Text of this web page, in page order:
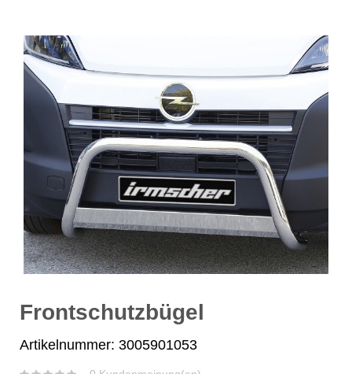
Frontschutzbügel
Artikelnummer: 3005901053